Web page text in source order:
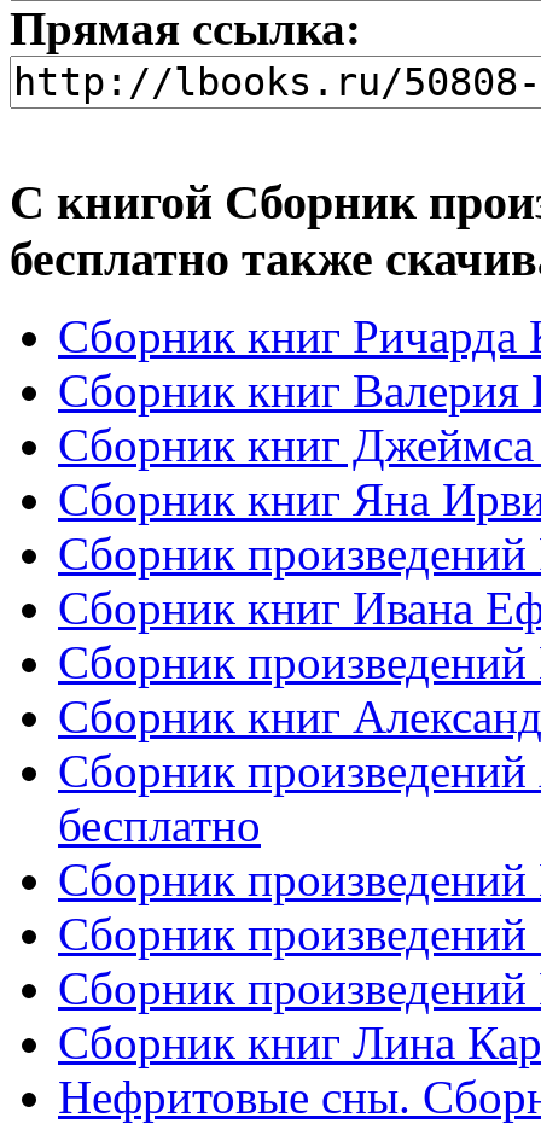
Прямая ссылка:
С книгой Сборник
бесплатно также
Сборник книг Ричарда
Сборник книг Валерия
Сборник книг Джеймса
Сборник книг Яна
Сборник
Сборник книг Ивана
Сборник
Сборник книг
Сборник
бесплатно
Сборник произведений
Сборник
Сборник
Сборник книг Лина
Нефритовые сны.